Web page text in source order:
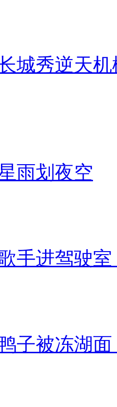
城秀逆天机
雨划夜空
手进驾驶
子被冻湖